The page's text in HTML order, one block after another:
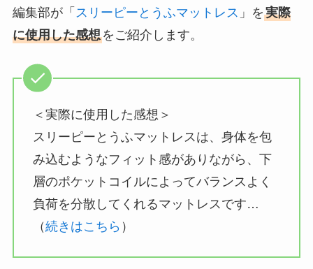
編集部が「 スリーピーとうふマットレス 」を実際
に使用した感想をご紹介します。
＜実際に使用した感想＞
スリーピーとうふマットレスは、身体を包
み込むようなフィット感がありながら、下
層のポケットコイルによってバランスよく
負荷を分散してくれるマットレスです…
（続きはこちら ）